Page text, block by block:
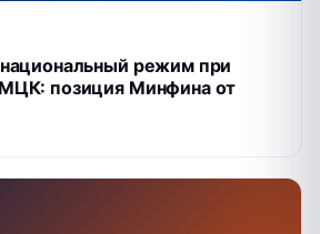
режим при
позиция Минфина от